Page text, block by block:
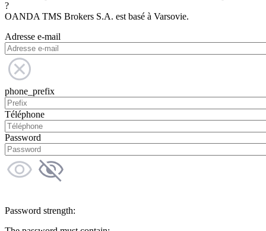
?
OANDA TMS Brokers S.A. est basé à Varsovie.
Adresse e-mail
phone_prefix
Téléphone
Password
Password strength: